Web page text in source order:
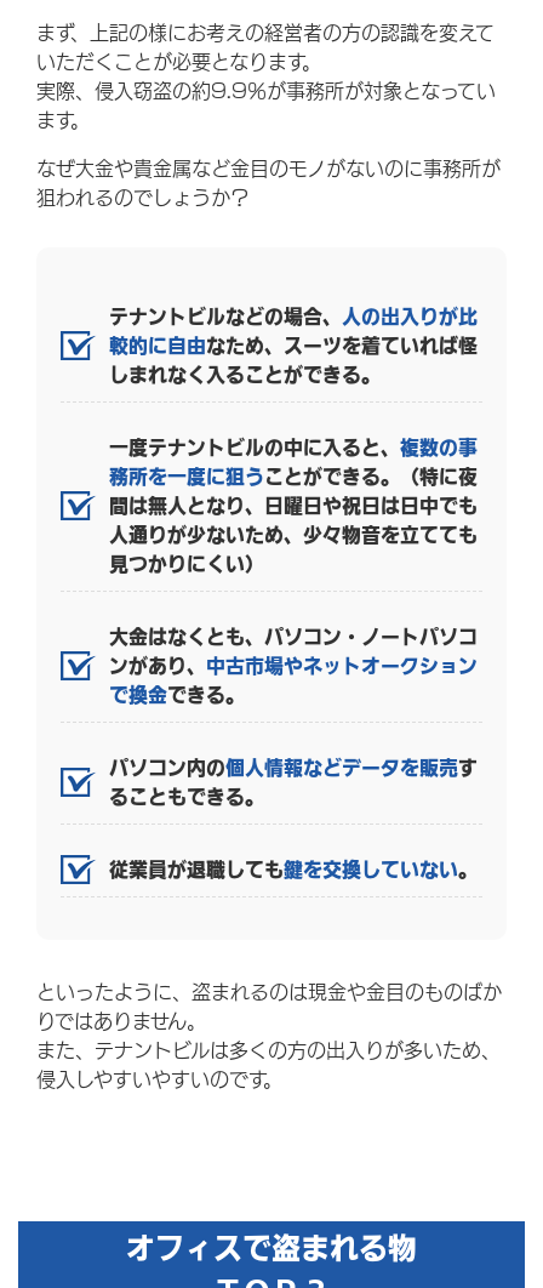
まず、上記の様にお考えの経営者の方の認識を変えて
いただくことが必要となります。
実際、侵入窃盗の約9.9％が事務所が対象となってい
ます。
なぜ大金や貴金属など金目のモノがないのに事務所が
狙われるのでしょうか？
テナントビルなどの場合、 人の出入りが比
較的に自由なため、スーツを着ていれば怪
しまれなく入ることができる。
一度テナントビルの中に入ると、 複数の事
務所を一度に狙うことができる。（特に夜
間は無人となり、日曜日や祝日は日中でも
人通りが少ないため、少々物音を立てても
見つかりにくい）
大金はなくとも、パソコン・ノートパソコ
ンがあり、 中古市場やネットオークション
で換金できる。
パソコン内の個人情報などデータを販売す
ることもできる。
従業員が退職しても鍵を交換していない。
といったように、盗まれるのは現金や金目のものばか
りではありません。
また、テナントビルは多くの方の出入りが多いため、
侵入しやすいやすいのです。
オフィスで盗まれる物